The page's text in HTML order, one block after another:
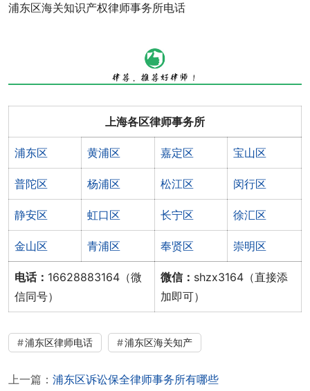
浦东区海关知识产权律师事务所电话
上海各区律师事务所
浦东区 黄浦区 嘉定区 宝山区
普陀区 杨浦区 松江区 闵行区
静安区 虹口区 长宁区 徐汇区
金山区 青浦区 奉贤区 崇明区
电话： 16628883164（微
信同号）
微信： shzx3164（直接添
加即可）
浦东区律师电话 浦东区海关知产
上一篇： 浦东区诉讼保全律师事务所有哪些